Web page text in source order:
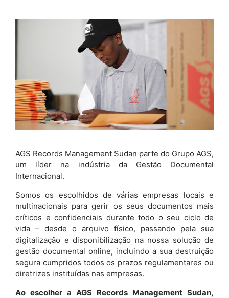
AGS Records Management Sudan parte do Grupo AGS,
um líder na indústria da Gestão Documental
Internacional.
Somos os escolhidos de várias empresas locais e
multinacionais para gerir os seus documentos mais
críticos e confidenciais durante todo o seu ciclo de
vida – desde o arquivo físico, passando pela sua
digitalização e disponibilização na nossa solução de
gestão documental online, incluindo a sua destruição
segura cumpridos todos os prazos regulamentares ou
diretrizes instituídas nas empresas.
Ao escolher a AGS Records Management Sudan,